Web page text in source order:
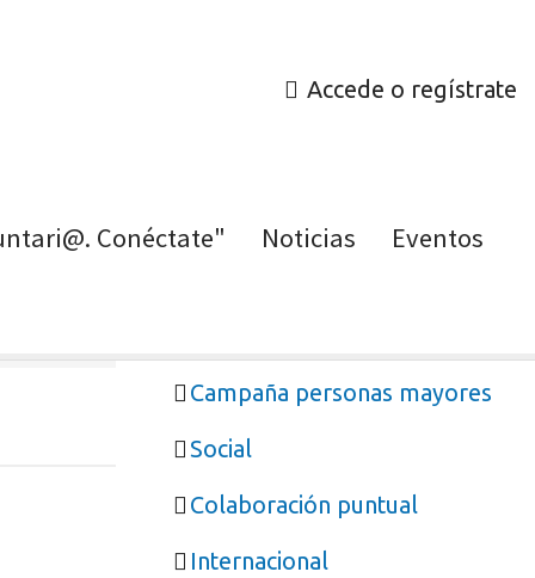
Accede o regístrate
Conéctate" Noticias Eventos
Campaña personas mayores
Social
Colaboración puntual
Internacional